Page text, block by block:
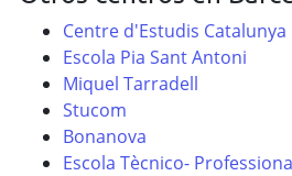
Centre d'Estudis Catalunya
Escola Pia Sant Antoni
Miquel Tarradell
Stucom
Bonanova
Escola Tècnico-